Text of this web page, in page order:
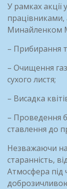
У рамках акції
Минайленком
– Прибирання
– Очищення
сухого листя;
– Висадка
– Проведення
ставлення до
Незважаючи
старанність,
Атмосфера під